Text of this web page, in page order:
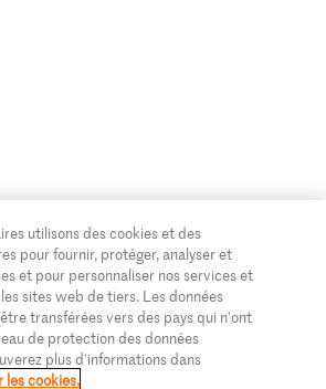
utilisons des cookies et des
pour fournir, protéger, analyser et
et pour personnaliser nos services et
sites web de tiers. Les données
transférées vers des pays qui n'ont
de protection des données
plus d'informations dans
les cookies.